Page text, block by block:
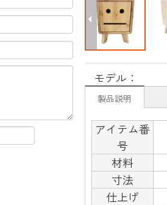
モデル：
製品説明
アイテム番
号
材料
寸法
仕上げ